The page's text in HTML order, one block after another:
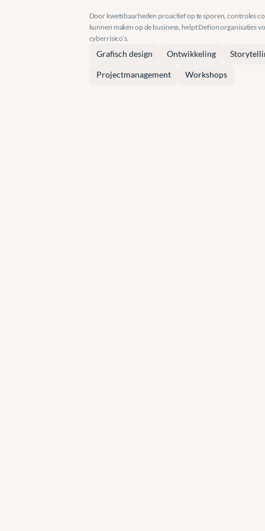
Door kwetsbaarheden proactief op te sporen, controles
kunnen maken op de business, helpt Defion organisaties
cyberrisico’s.
Grafisch design Ontwikkeling
Projectmanagement Workshops